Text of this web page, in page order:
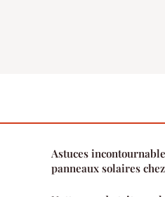
Astuces
panneaux solaires